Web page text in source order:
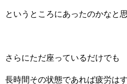
というところにあったのかなと思
さらにただ座っているだけでも
長時間その状態であれば疲労はす